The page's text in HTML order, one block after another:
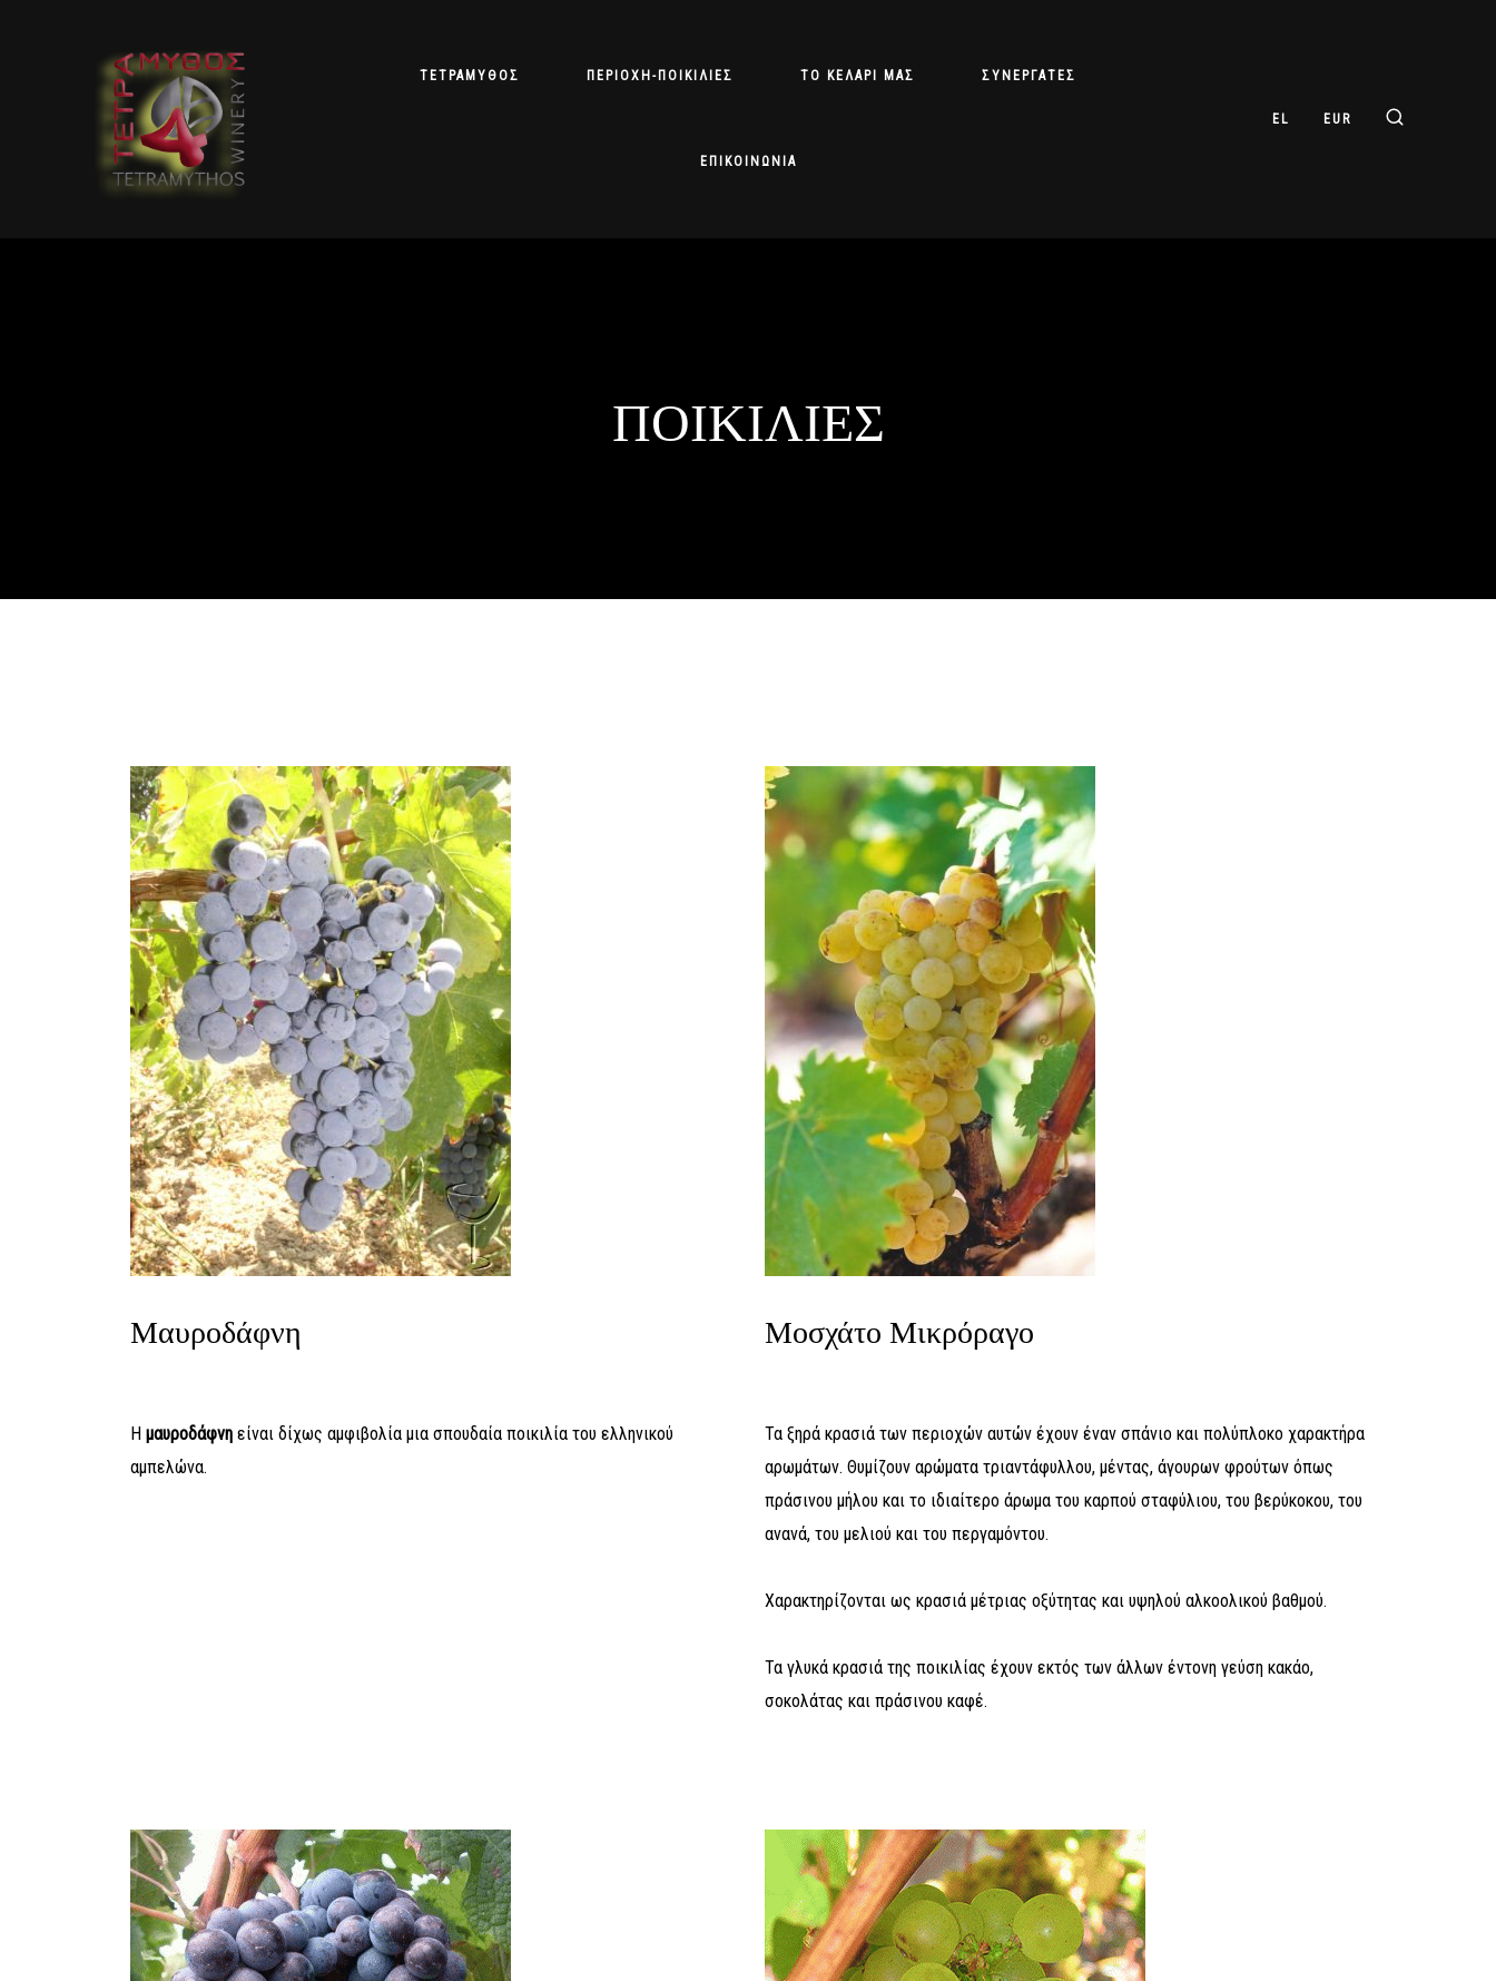
ΤΕΤΡΆΜΥΘΟΣ ΠΕΡΙΟΧΉ-ΠΟΙΚΙΛΊΕΣ ΤΟ ΚΕΛΆΡΙ ΜΑΣ ΣΥΝΕΡΓΆΤΕΣ
ΕΠΙΚΟΙΝΩΝΊΑ
EL EUR
ΠΟΙΚΙΛΊΕΣ
Μαυροδάφνη
Η μαυροδάφνη είναι δίχως αμφιβολία μια σπουδαία ποικιλία του ελληνικού
αμπελώνα.
Μοσχάτο Μικρόραγο
Τα ξηρά κρασιά των περιοχών αυτών έχουν έναν σπάνιο και πολύπλοκο χαρακτήρα
αρωμάτων. Θυμίζουν αρώματα τριαντάφυλλου, μέντας, άγουρων φρούτων όπως
πράσινου μήλου και το ιδιαίτερο άρωμα του καρπού σταφύλιου, του βερύκοκου, του
ανανά, του μελιού και του περγαμόντου.
Χαρακτηρίζονται ως κρασιά μέτριας οξύτητας και υψηλού αλκοολικού βαθμού.
Τα γλυκά κρασιά της ποικιλίας έχουν εκτός των άλλων έντονη γεύση κακάο,
σοκολάτας και πράσινου καφέ.